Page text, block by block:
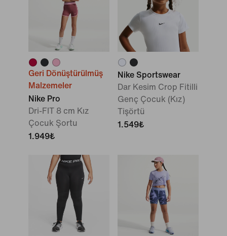
Geri Dönüştürülmüş
Malzemeler
Nike Pro
Dri-FIT 8 cm Kız
Çocuk Şortu
1.949₺
Nike Sportswear
Dar Kesim Crop Fitilli
Genç Çocuk (Kız)
Tişörtü
1.549₺